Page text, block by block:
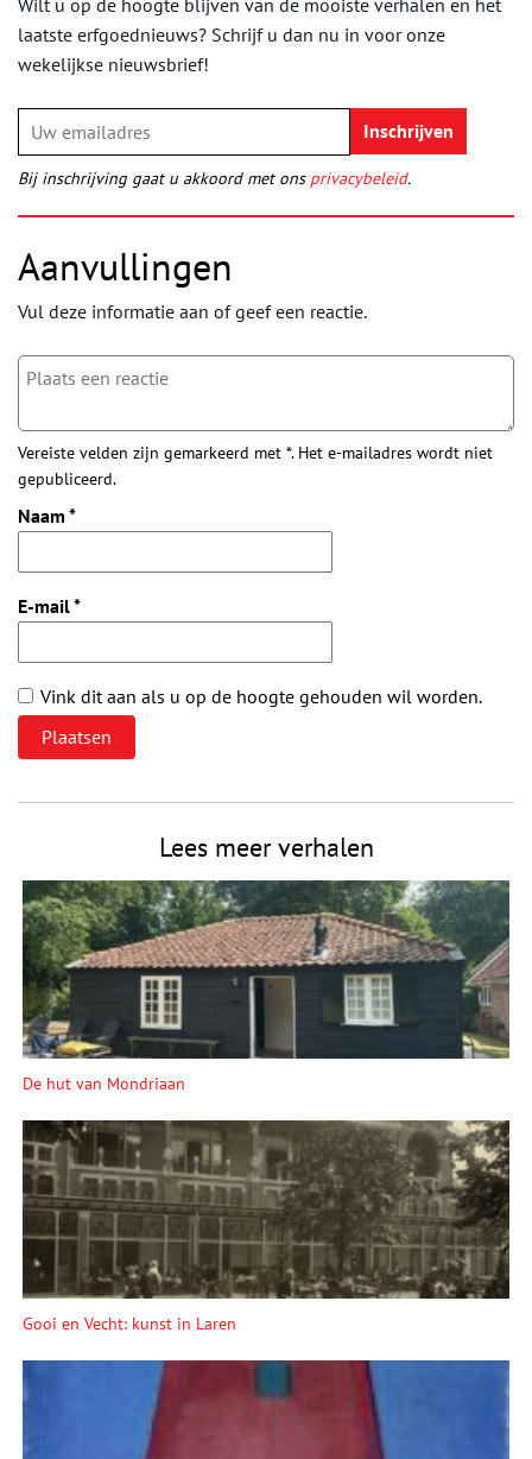
Wilt u op de hoogte blijven van de mooiste verhalen en het
laatste erfgoednieuws? Schrijf u dan nu in voor onze
wekelijkse nieuwsbrief!
Bij inschrijving gaat u akkoord met ons privacybeleid.
Aanvullingen
Vul deze informatie aan of geef een reactie.
Vereiste velden zijn gemarkeerd met *. Het e-mailadres wordt niet
gepubliceerd.
Naam *
E-mail*
Vink dit aan als u op de hoogte gehouden wil worden.
Lees meer verhalen
De hut van Mondriaan
Gooi en Vecht: kunst in Laren